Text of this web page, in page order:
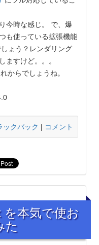
今時な感じ。 で、爆
も使っている拡張機能
ょう？レンダリング
ますけど。。。
からでしょうね。
ックバック | コメント
を本気で使お
た